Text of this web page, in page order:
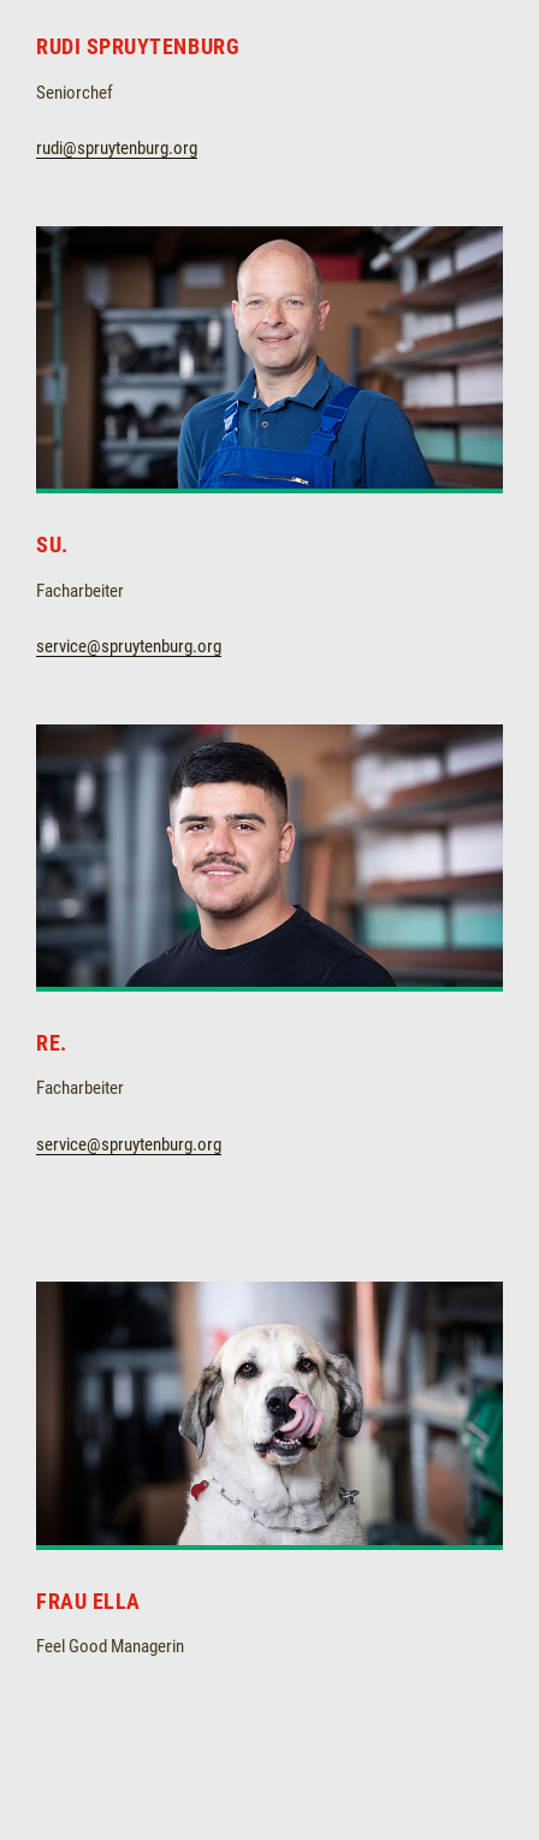
RUDI SPRUYTENBURG
Seniorchef
rudi@spruytenburg.org
SU.
Facharbeiter
service@spruytenburg.org
RE.
Facharbeiter
service@spruytenburg.org
FRAU ELLA
Feel Good Managerin